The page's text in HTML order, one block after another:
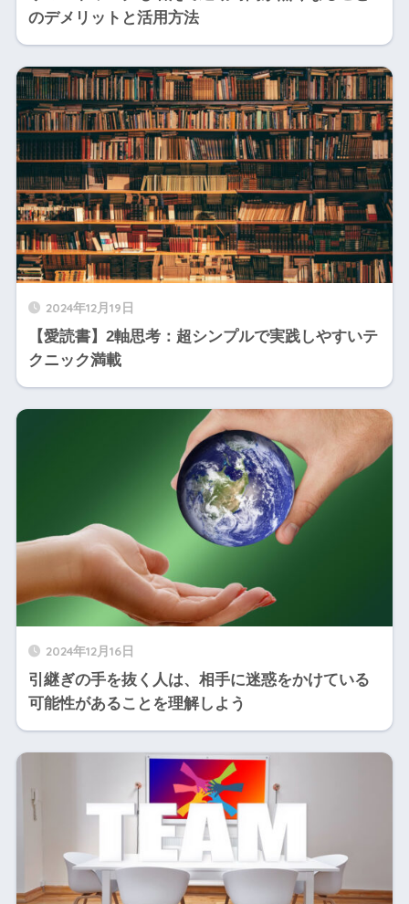
のデメリットと活用方法
2024年12月19日
【愛読書】2軸思考：超シンプルで実践しやすいテ
クニック満載
2024年12月16日
引継ぎの手を抜く人は、相手に迷惑をかけている
可能性があることを理解しよう